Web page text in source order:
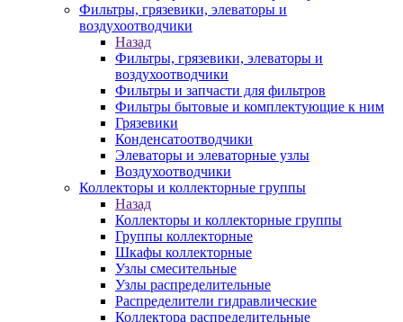
Фильтры, грязевики, элеваторы и
воздухоотводчики
Назад
Фильтры, грязевики, элеваторы и
воздухоотводчики
Фильтры и запчасти для фильтров
Фильтры бытовые и комплектующие к ним
Грязевики
Конденсатоотводчики
Элеваторы и элеваторные узлы
Воздухоотводчики
Коллекторы и коллекторные группы
Назад
Коллекторы и коллекторные группы
Группы коллекторные
Шкафы коллекторные
Узлы смесительные
Узлы распределительные
Распределители гидравлические
Коллектора распределительные